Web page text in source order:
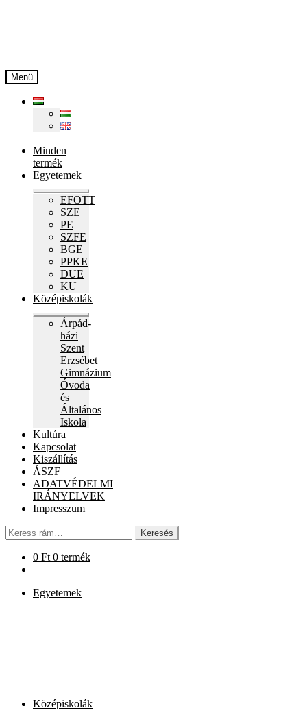
Menü
Minden
termék
Egyetemek
Expand
child
EFOTT
SZE
PE
SZFE
BGE
PPKE
DUE
KU
Középiskolák
Expand
child
Árpád-
házi
Szent
Erzsébet
Gimnázium
Óvoda
és
Általános
Iskola
Kultúra
Kapcsolat
Kiszállítás
ÁSZF
ADATVÉDELMI
IRÁNYELVEK
Impresszum
Keresés
a
következőre:
Keresés
0 Ft 0 termék
Egyetemek
Középiskolák